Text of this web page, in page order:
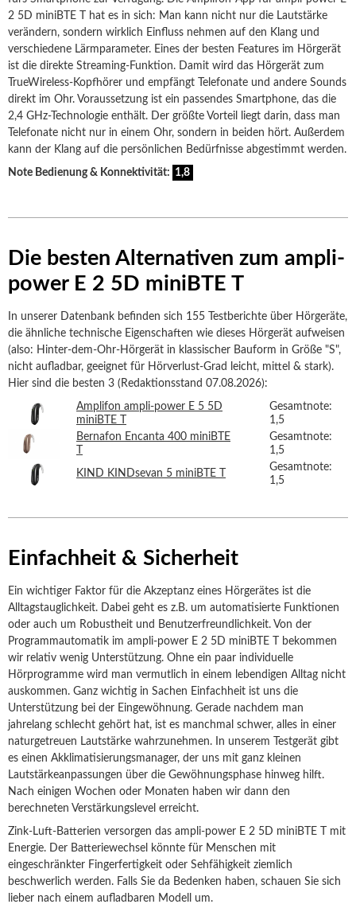
2 5D miniBTE T hat es in sich: Man kann nicht nur die Lautstärke
verändern, sondern wirklich Einfluss nehmen auf den Klang und
verschiedene Lärmparameter. Eines der besten Features im Hörgerät
ist die direkte Streaming-Funktion. Damit wird das Hörgerät zum
TrueWireless-Kopfhörer und empfängt Telefonate und andere Sounds
direkt im Ohr. Voraussetzung ist ein passendes Smartphone, das die
2,4 GHz-Technologie enthält. Der größte Vorteil liegt darin, dass man
Telefonate nicht nur in einem Ohr, sondern in beiden hört. Außerdem
kann der Klang auf die persönlichen Bedürfnisse abgestimmt werden.
Note Bedienung & Konnektivität: 1,8
Die besten Alternativen zum ampli-
power E 2 5D miniBTE T
In unserer Datenbank befinden sich 155 Testberichte über Hörgeräte,
die ähnliche technische Eigenschaften wie dieses Hörgerät aufweisen
(also: Hinter-dem-Ohr-Hörgerät in klassischer Bauform in Größe "S",
nicht aufladbar, geeignet für Hörverlust-Grad leicht, mittel & stark).
Hier sind die besten 3 (Redaktionsstand 07.08.2026):
Amplifon ampli-power E 5 5D
miniBTE T
Gesamtnote:
1,5
Bernafon Encanta 400 miniBTE
Gesamtnote:
1,5
KIND KINDsevan 5 miniBTE T
Gesamtnote:
1,5
Einfachheit & Sicherheit
Ein wichtiger Faktor für die Akzeptanz eines Hörgerätes ist die
Alltagstauglichkeit. Dabei geht es z.B. um automatisierte Funktionen
oder auch um Robustheit und Benutzerfreundlichkeit. Von der
Programmautomatik im ampli-power E 2 5D miniBTE T bekommen
wir relativ wenig Unterstützung. Ohne ein paar individuelle
Hörprogramme wird man vermutlich in einem lebendigen Alltag nicht
auskommen. Ganz wichtig in Sachen Einfachheit ist uns die
Unterstützung bei der Eingewöhnung. Gerade nachdem man
jahrelang schlecht gehört hat, ist es manchmal schwer, alles in einer
naturgetreuen Lautstärke wahrzunehmen. In unserem Testgerät gibt
es einen Akklimatisierungsmanager, der uns mit ganz kleinen
Lautstärkeanpassungen über die Gewöhnungsphase hinweg hilft.
Nach einigen Wochen oder Monaten haben wir dann den
berechneten Verstärkungslevel erreicht.
Zink-Luft-Batterien versorgen das ampli-power E 2 5D miniBTE T mit
Energie. Der Batteriewechsel könnte für Menschen mit
eingeschränkter Fingerfertigkeit oder Sehfähigkeit ziemlich
beschwerlich werden. Falls Sie da Bedenken haben, schauen Sie sich
lieber nach einem aufladbaren Modell um.